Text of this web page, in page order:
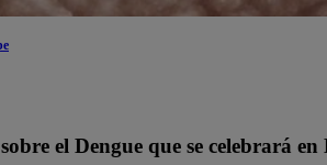
el Dengue que se celebrará